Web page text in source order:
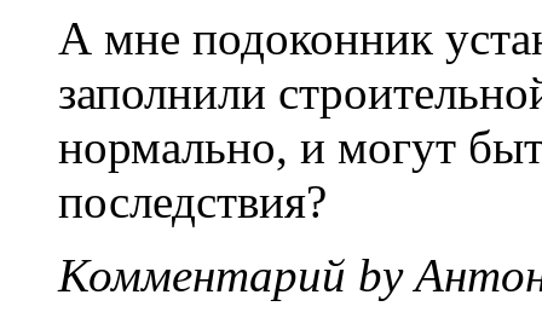
А мне подоконник
заполнили
нормально, и могут
последствия?
Комментарий by